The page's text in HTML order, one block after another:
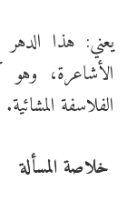
يعني: هذا الدهر
الأشاعرة،
الفلاسفة المشائية.
خلاصة المسألة